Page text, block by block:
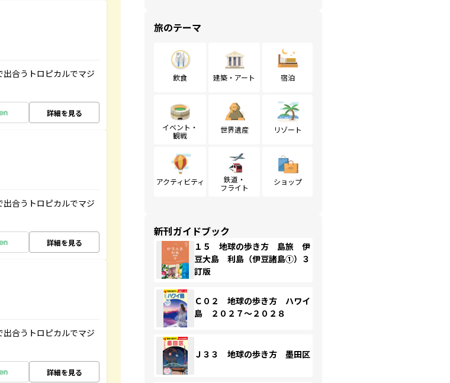
合うトロピカルでマジ
詳細を見る
合うトロピカルでマジ
詳細を見る
合うトロピカルでマジ
詳細を見る
旅のテーマ
飲食 建築・アート 宿泊
イベント・
観戦
世界遺産 リゾート
アクティビティ
鉄道・
フライト
ショップ
新刊ガイドブック
１５ 地球の歩き方 島旅 伊
豆大島 利島（伊豆諸島①）３
訂版
Ｃ０２ 地球の歩き方 ハワイ
島 ２０２７～２０２８
Ｊ３３ 地球の歩き方 墨田区